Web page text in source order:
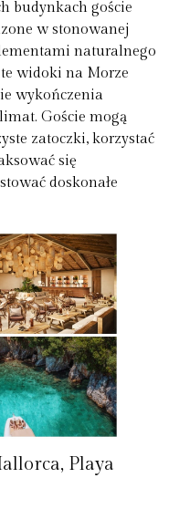
budynkach goście
w stonowanej
naturalnego
widoki na Morze
wykończenia
Goście mogą
zatoczki, korzystać
się
doskonałe
Playa